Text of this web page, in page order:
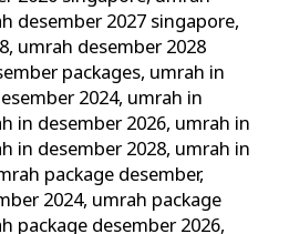
desember 2027 singapore,
, umrah desember 2028
packages, umrah in
2024, umrah in
in desember 2026, umrah in
in desember 2028, umrah in
package desember,
2024, umrah package
package desember 2026,